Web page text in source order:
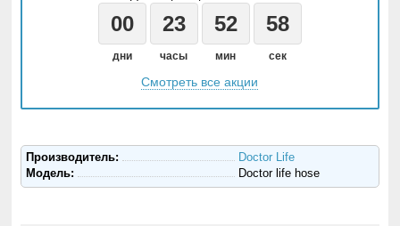
00 23 52 58
дни часы мин сек
Смотреть все акции
Производитель:
Doctor Life
Модель:
Doctor life hose